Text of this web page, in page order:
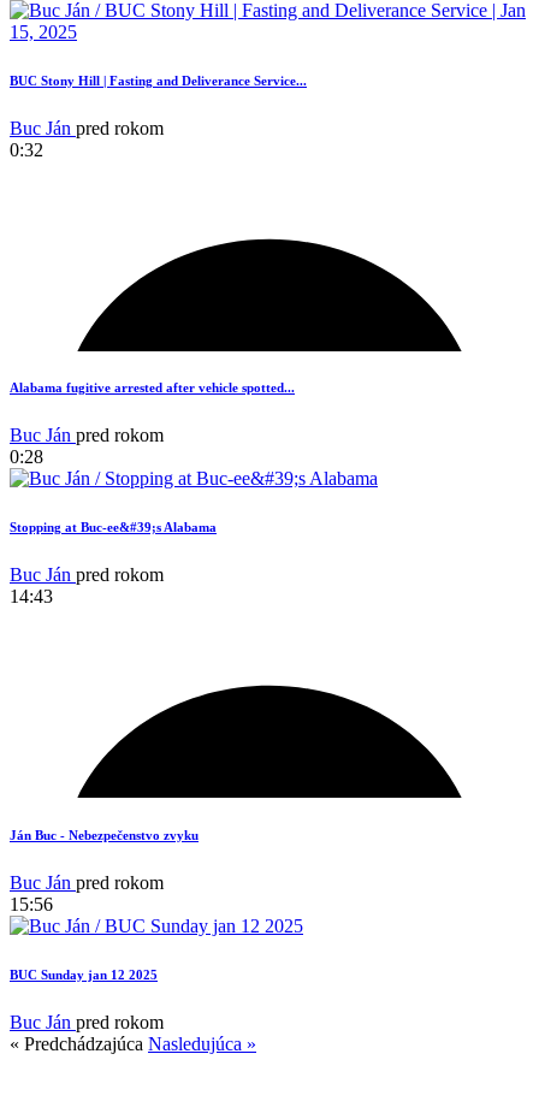
BUC Stony Hill | Fasting and Deliverance Service...
Buc Ján pred rokom
0:32
Alabama fugitive arrested after vehicle spotted...
Buc Ján pred rokom
0:28
Stopping at Buc-ee&#39;s Alabama
Buc Ján pred rokom
14:43
Ján Buc - Nebezpečenstvo zvyku
Buc Ján pred rokom
15:56
BUC Sunday jan 12 2025
Buc Ján pred rokom
« Predchádzajúca Nasledujúca »